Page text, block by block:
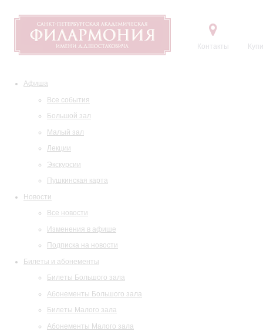
Контакты
Афиша
Все события
Большой зал
Малый зал
Лекции
Экскурсии
Пушкинская карта
Новости
Все новости
Изменения в афише
Подписка на новости
Билеты и абонементы
Билеты Большого зала
Абонементы Большого зала
Билеты Малого зала
Абонементы Малого зала